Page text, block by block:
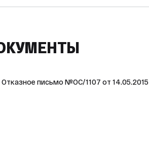
Отказное письмо №ОС/1107 от 14.05.2015